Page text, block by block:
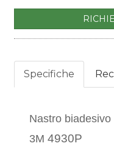
Specifiche
Nastro
3M 4930P